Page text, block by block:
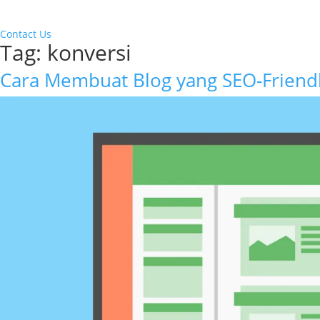
Contact Us
Tag: konversi
Cara Membuat Blog yang SEO-